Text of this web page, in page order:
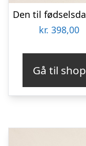
kr. 398,00
Gå til shop